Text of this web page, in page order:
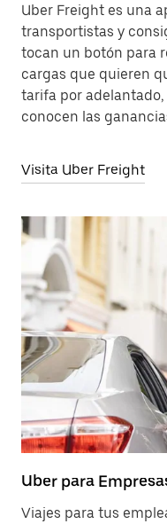
Uber Freight es una
transportistas y
tocan un botón para
cargas que quieren
tarifa por
conocen las
Visita Uber Freight
Uber para
Viajes para tus